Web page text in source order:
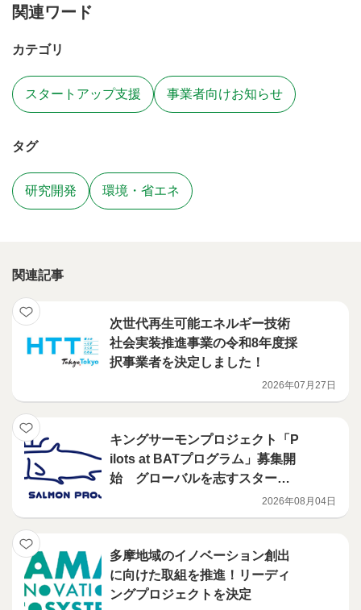
関連ワード
カテゴリ
スタートアップ支援 事業者向けお知らせ
タグ
研究開発 環境・省エネ
関連記事
次世代再生可能エネルギー技術
社会実装推進事業の令和8年度採
択事業者を決定しました！
2026年07月27日
キングサーモンプロジェクト「P
ilots at BATプログラム」募集開
始 グローバルを志すスタート
アップに対し、ニューヨークで
の現地支援プログラムを展開
2026年08月04日
多摩地域のイノベーション創出
に向けた取組を推進！リーディ
ングプロジェクトを決定